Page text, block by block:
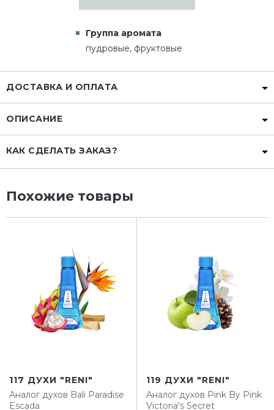
Группа аромата
пудровые, фруктовые
ДОСТАВКА И ОПЛАТА
ОПИСАНИЕ
КАК СДЕЛАТЬ ЗАКАЗ?
Похожие товары
117 ДУХИ "RENI"
Аналог духов Bali Paradise
Escada
119 ДУХИ "RENI"
Аналог духов Pink By Pink
Victoria's Secret